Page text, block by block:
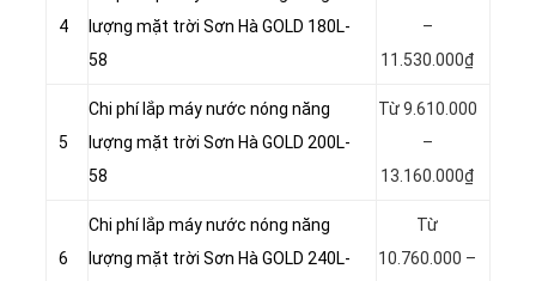
4
lượng mặt trời Sơn Hà GOLD 180L-
58
–
11.530.000₫
5
Chi phí lắp máy nước nóng năng
lượng mặt trời Sơn Hà GOLD 200L-
58
Từ 9.610.000
–
13.160.000₫
6
Chi phí lắp máy nước nóng năng
lượng mặt trời Sơn Hà GOLD 240L-
Từ
10.760.000 –